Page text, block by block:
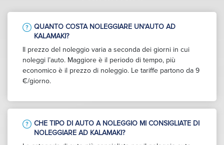
QUANTO COSTA NOLEGGIARE UN'AUTO AD
KALAMAKI?
Il prezzo del noleggio varia a seconda dei giorni in cui
noleggi l’auto. Maggiore è il periodo di tempo, più
economico è il prezzo di noleggio. Le tariffe partono da 9
€/giorno.
CHE TIPO DI AUTO A NOLEGGIO MI CONSIGLIATE DI
NOLEGGIARE AD KALAMAKI?